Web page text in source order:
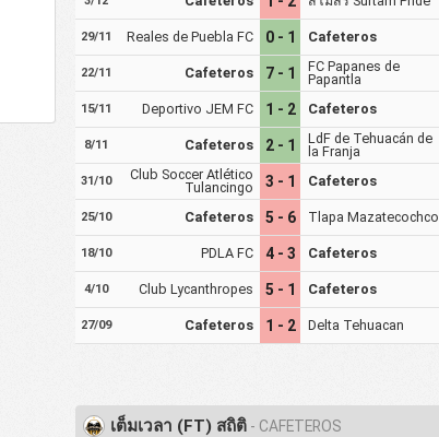
29/11 Reales de Puebla FC 0 - 1 Cafeteros
22/11 Cafeteros 7 - 1
FC Papanes de
Papantla
15/11 Deportivo JEM FC 1 - 2 Cafeteros
8/11 Cafeteros 2 - 1
LdF de Tehuacán de
la Franja
31/10
Club Soccer Atlético
Tulancingo
3 - 1 Cafeteros
25/10 Cafeteros 5 - 6 Tlapa Mazatecochco
18/10 PDLA FC 4 - 3 Cafeteros
4/10 Club Lycanthropes 5 - 1 Cafeteros
27/09 Cafeteros 1 - 2 Delta Tehuacan
เต็มเวลา (FT) สถิติ - CAFETEROS